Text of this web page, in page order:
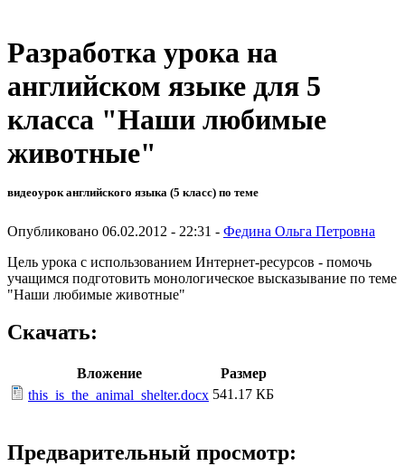
Разработка урока на
английском языке для 5
класса "Наши любимые
животные"
видеоурок английского языка (5 класс) по теме
Опубликовано 06.02.2012 - 22:31 - Федина Ольга Петровна
Цель урока с использованием Интернет-ресурсов - помочь
учащимся подготовить монологическое высказывание по теме
"Наши любимые животные"
Скачать:
Вложение
Размер
this_is_the_animal_shelter.docx 541.17 КБ
Предварительный просмотр: